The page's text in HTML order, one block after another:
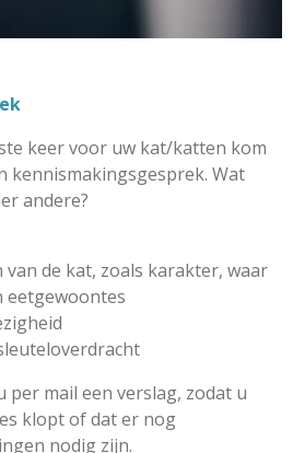
keer voor uw kat/katten kom
kennismakingsgesprek. Wat
andere?
de kat, zoals karakter, waar
eetgewoontes
mail een verslag, zodat u
klopt of dat er nog
nodig zijn.